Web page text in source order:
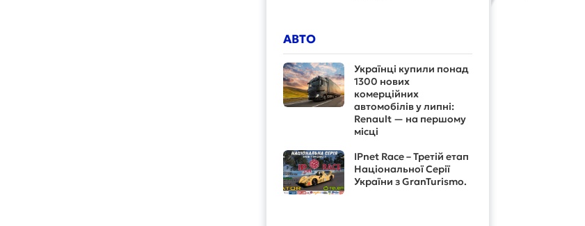
АВТО
Українці купили понад
1300 нових
комерційних
автомобілів у липні:
Renault — на першому
місці
IPnet Race – Третій етап
Національної Серії
України з GranTurismo.